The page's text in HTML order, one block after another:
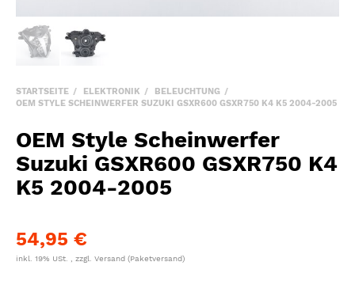
STARTSEITE ELEKTRONIK
BELEUCHTUNG
OEM STYLE SCHEINWERFER SUZUKI GSXR600 GSXR750 K4 K5 2004-2005
OEM Style Scheinwerfer
Suzuki GSXR600 GSXR750 K4
K5 2004-2005
54,95 €
inkl. 19% USt. , zzgl. Versand (Paketversand)